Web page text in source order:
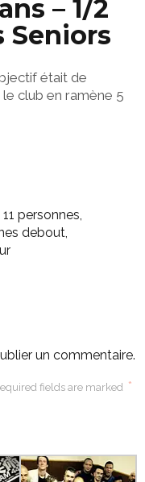
– 1/2
Seniors
était de
club en ramène 5
un commentaire.
fields are marked *